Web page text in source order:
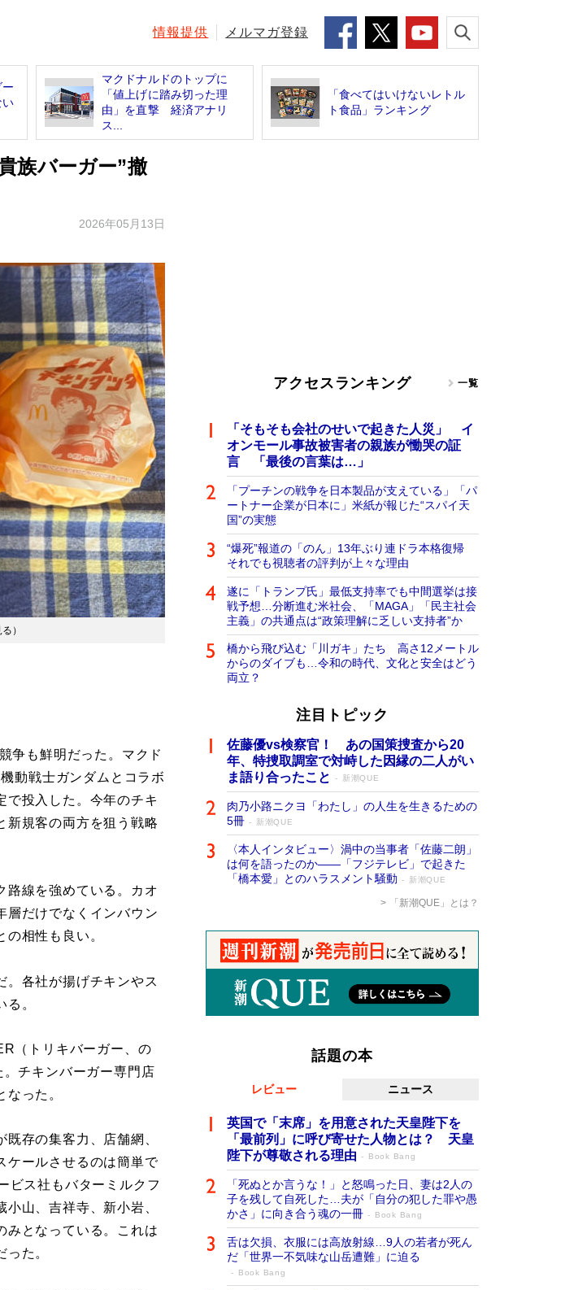
情報提供 メルマガ登録
ー
い
マクドナルドのトップに
「値上げに踏み切った理
由」を直撃 経済アナリ
ス...
「食べてはいけないレトル
ト食品」ランキング
族バーガー”撤
2026年05月13日
る ）
争も鮮明だった。マクド
動戦士ガンダムとコラボ
で投入した。今年のチキ
新規客の両方を狙う戦略
線を強めている。カオ
層だけでなくインバウン
相性も良い。
各社が揚げチキンやス
。
（トリキバーガー、の
チキンバーガー専門店
った。
存の集客力、店舗網、
ケールさせるのは簡単で
ビス社もバターミルクフ
山、吉祥寺、新小岩、
みとなっている。これは
た。
アクセスランキング 一覧
「そもそも会社のせいで起きた人災」 イ
オンモール事故被害者の親族が慟哭の証
言 「最後の言葉は…」
「プーチンの戦争を日本製品が支えている」「パ
ートナー企業が日本に」米紙が報じた“スパイ天
国”の実態
“爆死”報道の「のん」13年ぶり連ドラ本格復帰
それでも視聴者の評判が上々な理由
遂に「トランプ氏」最低支持率でも中間選挙は接
戦予想…分断進む米社会、「MAGA」「民主社会
主義」の共通点は“政策理解に乏しい支持者”か
橋から飛び込む「川ガキ」たち 高さ12メートル
からのダイブも…令和の時代、文化と安全はどう
両立？
注目トピック
佐藤優vs検察官！ あの国策捜査から20
年、特捜取調室で対峙した因縁の二人がい
ま語り合ったこと
新潮QUE
肉乃小路ニクヨ「わたし」の人生を生きるための
5冊
新潮QUE
〈本人インタビュー〉渦中の当事者「佐藤二朗」
は何を語ったのか――「フジテレビ」で起きた
「橋本愛」とのハラスメント騒動
新潮QUE
「新潮QUE」とは？
話題の本
レビュー ニュース
英国で「末席」を用意された天皇陛下を
「最前列」に呼び寄せた人物とは？ 天皇
陛下が尊敬される理由
Book Bang
「死ぬとか言うな！」と怒鳴った日、妻は2人の
子を残して自死した…夫が「自分の犯した罪や愚
かさ」に向き合う魂の一冊
Book Bang
舌は欠損、衣服には高放射線…9人の若者が死ん
だ「世界一不気味な山岳遭難」に迫る
Book Bang